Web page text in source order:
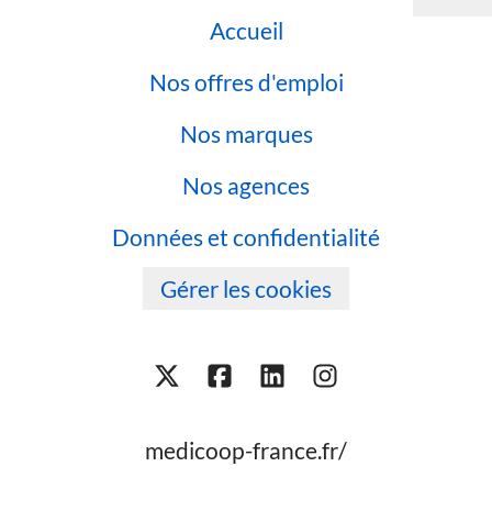
Accueil
Nos offres d'emploi
Nos marques
Nos agences
Données et confidentialité
Gérer les cookies
medicoop-france.fr/